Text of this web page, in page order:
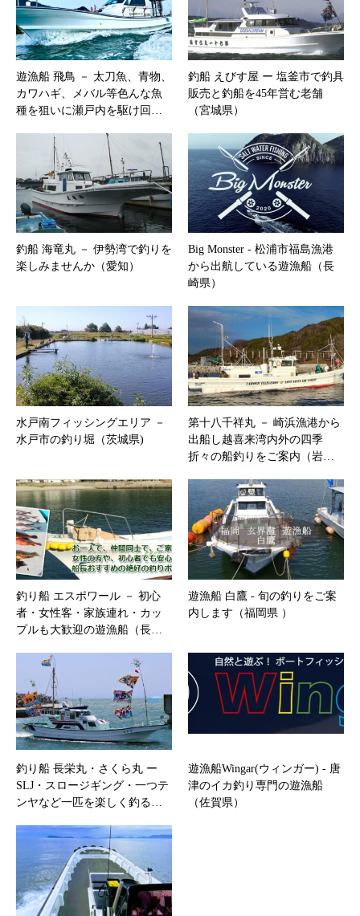
遊漁船 飛鳥 － 太刀魚、青物、
カワハギ、メバル等色んな魚
種を狙いに瀬戸内を駆け回…
釣船 えびす屋 ー 塩釜市で釣具
販売と釣船を45年営む老舗
（宮城県）
釣船 海竜丸 － 伊勢湾で釣りを
楽しみませんか（愛知）
Big Monster ‐ 松浦市福島漁港
から出航している遊漁船（長
崎県）
水戸南フィッシングエリア －
水戸市の釣り堀（茨城県)
第十八千祥丸 － 崎浜漁港から
出船し越喜来湾内外の四季
折々の船釣りをご案内（岩…
釣り船 エスポワール － 初心
者・女性客・家族連れ・カッ
プルも大歓迎の遊漁船（長…
遊漁船 白鷹 ‐ 旬の釣りをご案
内します（福岡県 ）
釣り船 長栄丸・さくら丸 ー
SLJ・スロージギング・一つテ
ンヤなど一匹を楽しく釣る…
遊漁船Wingar(ウィンガー) ‐ 唐
津のイカ釣り専門の遊漁船
（佐賀県）